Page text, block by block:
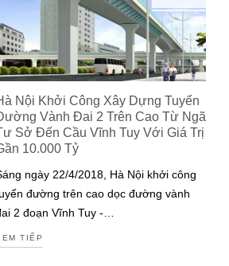
Nội Khởi Công Xây Dựng Tuyến
Vành Đai 2 Trên Cao Từ Ngã
Sở Đến Cầu Vĩnh Tuy Với Giá Trị
10.000 Tỷ
ngày 22/4/2018, Hà Nội khởi công
đường trên cao dọc đường vành
2 đoạn Vĩnh Tuy -…
TIẾP